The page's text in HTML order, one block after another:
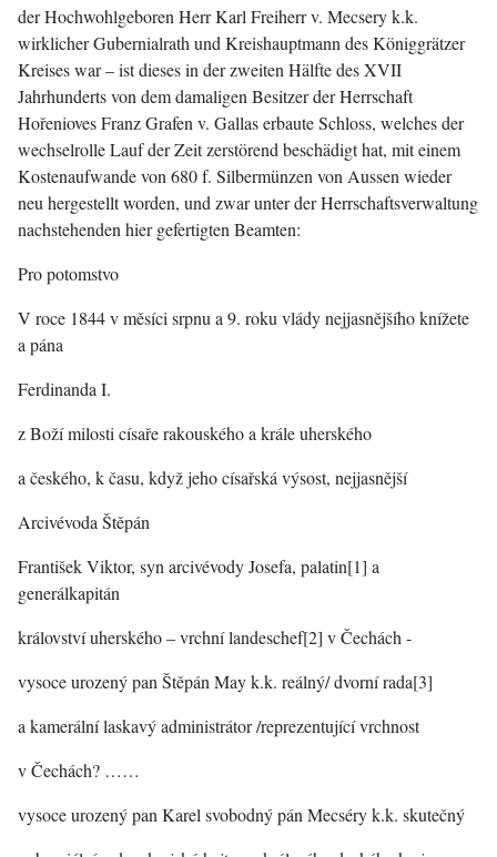
der Hochwohlgeboren Herr Karl Freiherr v. Mecsery k.k.
wirklicher Gubernialrath und Kreishauptmann des Königgrätzer
Kreises war – ist dieses in der zweiten Hälfte des XVII
Jahrhunderts von dem damaligen Besitzer der Herrschaft
Hořenioves Franz Grafen v. Gallas erbaute Schloss, welches der
wechselrolle Lauf der Zeit zerstörend beschädigt hat, mit einem
Kostenaufwande von 680 f. Silbermünzen von Aussen wieder
neu hergestellt worden, und zwar unter der Herrschaftsverwaltung
nachstehenden hier gefertigten Beamten:
Pro potomstvo
V roce 1844 v měsíci srpnu a 9. roku vlády nejjasnějšího knížete
a pána
Ferdinanda I.
z Boží milosti císaře rakouského a krále uherského
a českého, k času, když jeho císařská výsost, nejjasnější
Arcivévoda Štěpán
František Viktor, syn arcivévody Josefa, palatin[1] a
generálkapitán
království uherského – vrchní landeschef[2] v Čechách -
vysoce urozený pan Štěpán May k.k. reálný/ dvorní rada[3]
a kamerální laskavý administrátor /reprezentující vrchnost
v Čechách? ……
vysoce urozený pan Karel svobodný pán Mecséry k.k. skutečný